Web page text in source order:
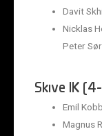
Davit
Nicklas
Peter
Skive IK
Emil
Magnus